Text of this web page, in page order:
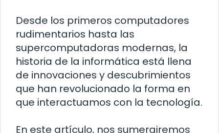
Desde los primeros computadores
rudimentarios hasta las
supercomputadoras modernas, la
historia de la informática está llena
de innovaciones y descubrimientos
que han revolucionado la forma en
que interactuamos con la tecnología.
En este artículo, nos sumergiremos